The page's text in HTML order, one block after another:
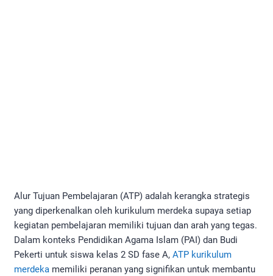
Alur Tujuan Pembelajaran (ATP) adalah kerangka strategis
yang diperkenalkan oleh kurikulum merdeka supaya setiap
kegiatan pembelajaran memiliki tujuan dan arah yang tegas.
Dalam konteks Pendidikan Agama Islam (PAI) dan Budi
Pekerti untuk siswa kelas 2 SD fase A, ATP kurikulum
merdeka memiliki peranan yang signifikan untuk membantu